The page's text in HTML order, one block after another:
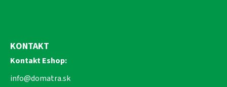
KONTAKT
Kontakt Eshop:
info@domatra.sk